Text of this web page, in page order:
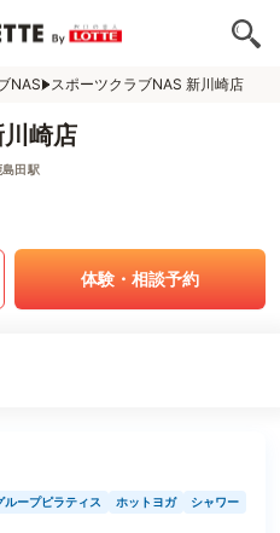
NAS スポーツクラブNAS 新川崎店
崎店
田駅
体験・相談予約
ループピラティス ホットヨガ
シャワー